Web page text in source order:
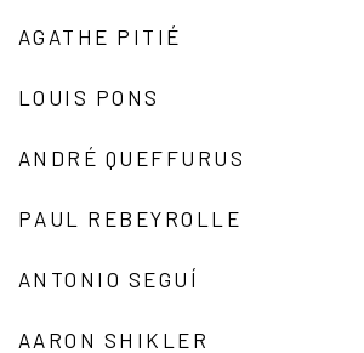
AGATHE PITIÉ
LOUIS PONS
ANDRÉ QUEFFURUS
PAUL REBEYROLLE
ANTONIO SEGUÍ
AARON SHIKLER